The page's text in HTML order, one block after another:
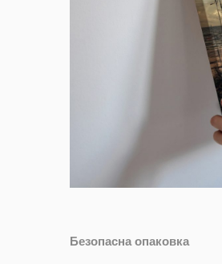
Безопасна опаковка